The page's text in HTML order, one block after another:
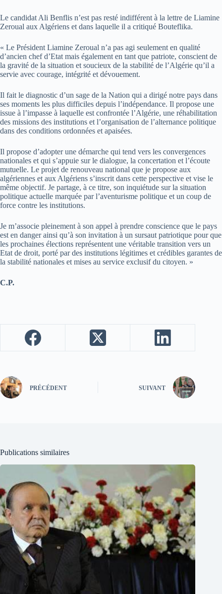
Le candidat Ali Benflis n’est pas resté indifférent à la lettre de Liamine
Zeroual aux Algériens et dans laquelle il a critiqué Bouteflika.
« Le Président Liamine Zeroual n’a pas agi seulement en qualité
d’ancien chef d’Etat mais également en tant que patriote, conscient de
la gravité de la situation et soucieux de la stabilité de l’Algérie qu’il a
servie avec courage, intégrité et dévouement.
Il fait le diagnostic d’un sage de la Nation qui a dirigé notre pays dans
ses moments les plus difficiles depuis l’indépendance. Il propose une
issue à l’impasse à laquelle est confrontée l’Algérie, une réhabilitation
des missions des institutions et l’organisation de l’alternance politique
dans des conditions ordonnées et apaisées.
Il propose d’adopter une démarche qui tend vers les convergences
nationales et qui s’appuie sur le dialogue, la concertation et l’écoute
mutuelle. Le projet de renouveau national que je propose aux
algériennes et aux Algériens s’inscrit dans cette perspective et vise le
même objectif. Je partage, à ce titre, son inquiétude sur la situation
politique actuelle marquée par l’aventurisme politique et un coup de
force contre les institutions.
Je m’associe pleinement à son appel à prendre conscience que le pays
est en danger ainsi qu’à son invitation à un sursaut patriotique pour que
les prochaines élections représentent une véritable transition vers un
Etat de droit, porté par des institutions légitimes et crédibles garantes de
la stabilité nationales et mises au service exclusif du citoyen. »
C.P.
PRÉCÉDENT SUIVANT
Publications similaires